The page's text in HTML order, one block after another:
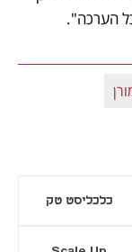
הערכה".
כלכליסט טק